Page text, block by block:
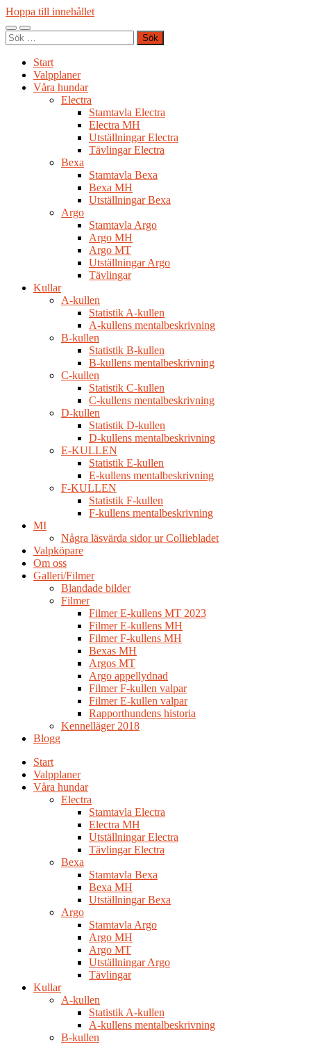
Hoppa till innehållet
Slå
på/av
Slå
på/av
Sök
efter:
Start
Valpplaner
Våra hundar
Electra
Stamtavla Electra
Electra MH
Utställningar Electra
Tävlingar Electra
Bexa
Stamtavla Bexa
Bexa MH
Utställningar Bexa
Argo
Stamtavla Argo
Argo MH
Argo MT
Utställningar Argo
Tävlingar
Kullar
A-kullen
Statistik A-kullen
A-kullens mentalbeskrivning
B-kullen
Statistik B-kullen
B-kullens mentalbeskrivning
C-kullen
Statistik C-kullen
C-kullens mentalbeskrivning
D-kullen
Statistik D-kullen
D-kullens mentalbeskrivning
E-KULLEN
Statistik E-kullen
E-kullens mentalbeskrivning
F-KULLEN
Statistik F-kullen
F-kullens mentalbeskrivning
MI
Några läsvärda sidor ur Colliebladet
Valpköpare
Om oss
Galleri/Filmer
Blandade bilder
Filmer
Filmer E-kullens MT 2023
Filmer E-kullens MH
Filmer F-kullens MH
Bexas MH
Argos MT
Argo appellydnad
Filmer F-kullen valpar
Filmer E-kullen valpar
Rapporthundens historia
Kennelläger 2018
Blogg
Start
Valpplaner
Våra hundar
Electra
Stamtavla Electra
Electra MH
Utställningar Electra
Tävlingar Electra
Bexa
Stamtavla Bexa
Bexa MH
Utställningar Bexa
Argo
Stamtavla Argo
Argo MH
Argo MT
Utställningar Argo
Tävlingar
Kullar
A-kullen
Statistik A-kullen
A-kullens mentalbeskrivning
B-kullen